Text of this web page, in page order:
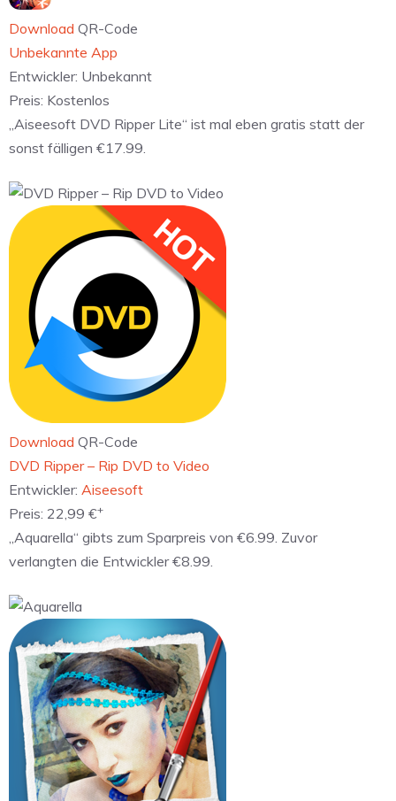
Download QR-Code
Unbekannte App
Entwickler: Unbekannt
Preis: Kostenlos
„Aiseesoft DVD Ripper Lite“ ist mal eben gratis statt der
sonst fälligen €17.99.
Download QR-Code
‎DVD Ripper – Rip DVD to Video
Entwickler: Aiseesoft
Preis: 22,99 €+
„Aquarella“ gibts zum Sparpreis von €6.99. Zuvor
verlangten die Entwickler €8.99.